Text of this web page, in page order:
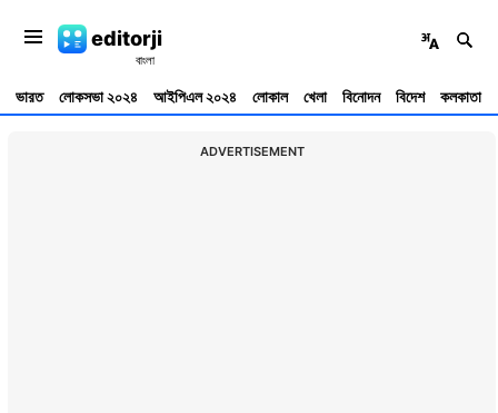
editorji
ভারত লোকসভা ২০২৪ আইপিএল ২০২৪ লোকাল খেলা বিনোদন বিদেশ কলকাতা
ADVERTISEMENT